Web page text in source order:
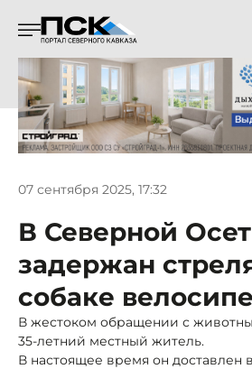
07 сентября 2025, 17:32
В Северной
задержан
собаке
В жестоком обращении с
35-летний местный житель.
В настоящее время он доставлен